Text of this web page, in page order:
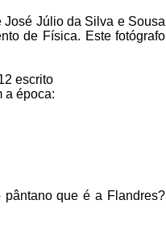
Júlio da Silva e Sousa
de Física. Este fotógrafo
escrito
a época:
que é a Flandres?